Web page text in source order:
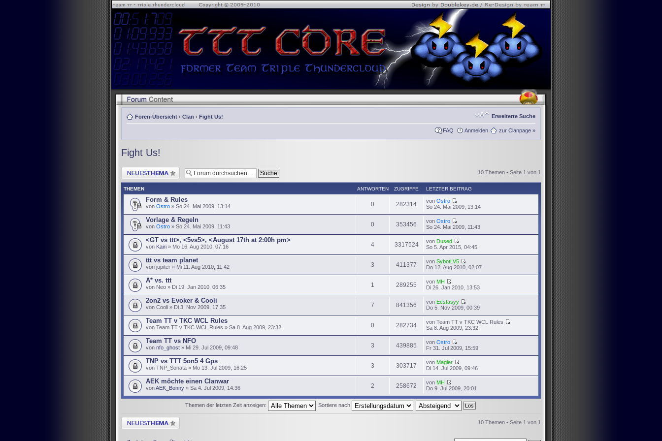
Foren-Übersicht ‹ Clan ‹ Fight Us! Erweiterte Suche
FAQ Anmelden zur Clanpage »
Fight Us!
Neues Thema erstellen 10 Themen • Seite 1 von 1
THEMEN ANTWORTEN ZUGRIFFE LETZTER BEITRAG
Form & Rules
von Ostro » So 24. Mai 2009, 13:14 0 282314 von Ostro
So 24. Mai 2009, 13:14
Vorlage & Regeln
von Ostro » So 24. Mai 2009, 11:43 0 353456 von Ostro
So 24. Mai 2009, 11:43
<GT vs ttt>, <5vs5>, <August 17th at 2:00h pm>
von Kairi » Mo 16. Aug 2010, 07:16 4 3317524 von Dused
So 5. Apr 2015, 04:45
ttt vs team planet
von jupiter » Mi 11. Aug 2010, 11:42 3 411377 von SybotLV5
Do 12. Aug 2010, 02:07
A* vs. ttt
von Neo » Di 19. Jan 2010, 06:35 1 289255 von MH
Di 26. Jan 2010, 13:53
2on2 vs Evoker & Cooli
von Cooli » Di 3. Nov 2009, 17:35 7 841356 von Ecstasyy
Do 5. Nov 2009, 00:39
Team TT v TKC WCL Rules
von Team TT v TKC WCL Rules » Sa 8. Aug 2009, 23:32 0 282734
von Team TT v TKC WCL Rules
Sa 8. Aug 2009, 23:32
Team TT vs NFO
von nfo_ghost » Mi 29. Jul 2009, 09:48 3 439885 von Ostro
Fr 31. Jul 2009, 15:59
TNP vs TTT 5on5 4 Gps
von TNP_Sonata » Mo 13. Jul 2009, 16:25 3 303717 von Magier
Di 14. Jul 2009, 09:46
AEK möchte einen Clanwar
vonAEK_Bonny » Sa 4. Jul 2009, 14:36 2 258672 von MH
Do 9. Jul 2009, 20:01
Themen der letzten Zeit anzeigen: Sortiere nach
Neues Thema erstellen 10 Themen • Seite 1 von 1